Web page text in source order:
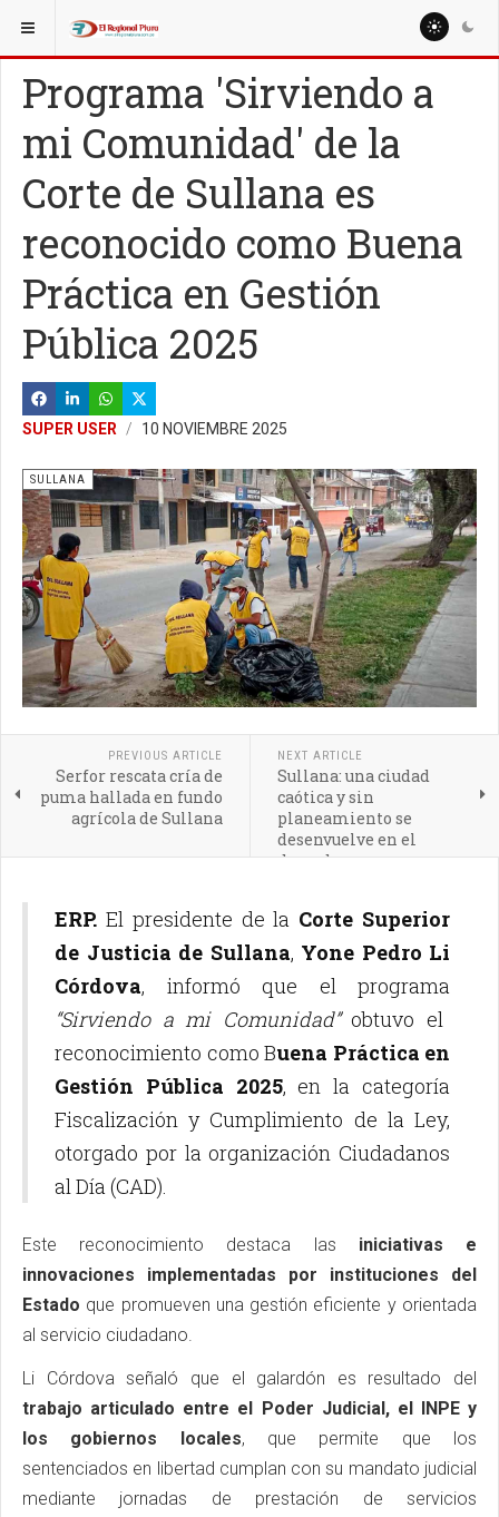
ESTÁ AQUÍ: LOCALES
Programa 'Sirviendo a
mi Comunidad' de la
Corte de Sullana es
reconocido como Buena
Práctica en Gestión
Pública 2025
SUPER USER 10 NOVIEMBRE 2025
SULLANA
PREVIOUS ARTICLE
Serfor rescata cría de
puma hallada en fundo
agrícola de Sullana
NEXT ARTICLE
Sullana: una ciudad
caótica y sin
planeamiento se
desenvuelve en el
desorden
ERP. El presidente de la Corte Superior
de Justicia de Sullana, Yone Pedro Li
Córdova, informó que el programa
“Sirviendo a mi Comunidad”obtuvo el
reconocimiento como Buena Práctica en
Gestión Pública 2025, en la categoría
Fiscalización y Cumplimiento de la Ley,
otorgado por la organización Ciudadanos
al Día (CAD).
Este reconocimiento destaca las iniciativas e
innovaciones implementadas por instituciones del
Estado que promueven una gestión eficiente y orientada
al servicio ciudadano.
Li Córdova señaló que el galardón es resultado del
trabajo articulado entre el Poder Judicial, el INPE y
los gobiernos locales, que permite que los
sentenciados en libertad cumplan con su mandato judicial
mediante jornadas de prestación de servicios